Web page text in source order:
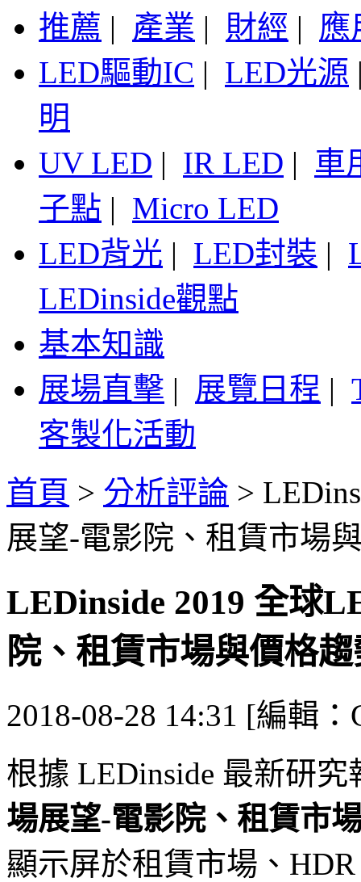
推薦 | 產業 | 財經 | 應
LED驅動IC | LED光源
明
UV LED | IR LED | 車
子點 | Micro LED
LED背光 | LED封裝 |
LEDinside觀點
基本知識
展場直擊 | 展覽日程 |
客製化活動
首頁 > 分析評論 >
展望-電影院、租賃市場
LEDinside 2019 全球
院、租賃市場與價格
2018-08-28 14:31 [編輯：
根據 LEDinside 最新研
場展望-電影院、租賃市
顯示屏於租賃市場、